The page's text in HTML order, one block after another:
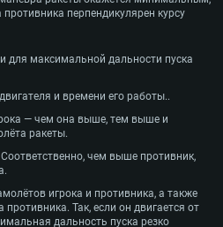
перпендикулярен курсу
для максимальной дальности пуска
и времени его работы..
— чем она выше, тем выше и
ракеты.
чем выше противник,
игрока и противника, а также
Так, если он двигается от
дальность пуска резко